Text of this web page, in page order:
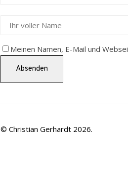
Meinen Namen, E-Mail und
© Christian Gerhardt 2026.